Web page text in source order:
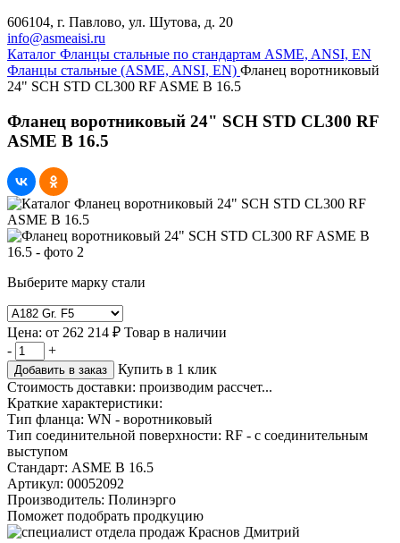
606104, г. Павлово, ул. Шутова, д. 20
info@asmeaisi.ru
Каталог Фланцы стальные по стандартам ASME, ANSI, EN
Фланцы стальные (ASME, ANSI, EN) Фланец воротниковый
24" SCH STD CL300 RF ASME B 16.5
Фланец воротниковый 24" SCH STD CL300 RF
ASME B 16.5
Выберите марку стали
Цена: от 262 214 ₽ Товар в наличии
-
+
Добавить в заказ
Купить в 1 клик
Стоимость доставки: производим рассчет...
Краткие характеристики:
Тип фланца: WN - воротниковый
Тип соединительной поверхности: RF - с соединительным
выступом
Стандарт: ASME B 16.5
Артикул: 00052092
Производитель: Полинэрго
Поможет подобрать продкуцию